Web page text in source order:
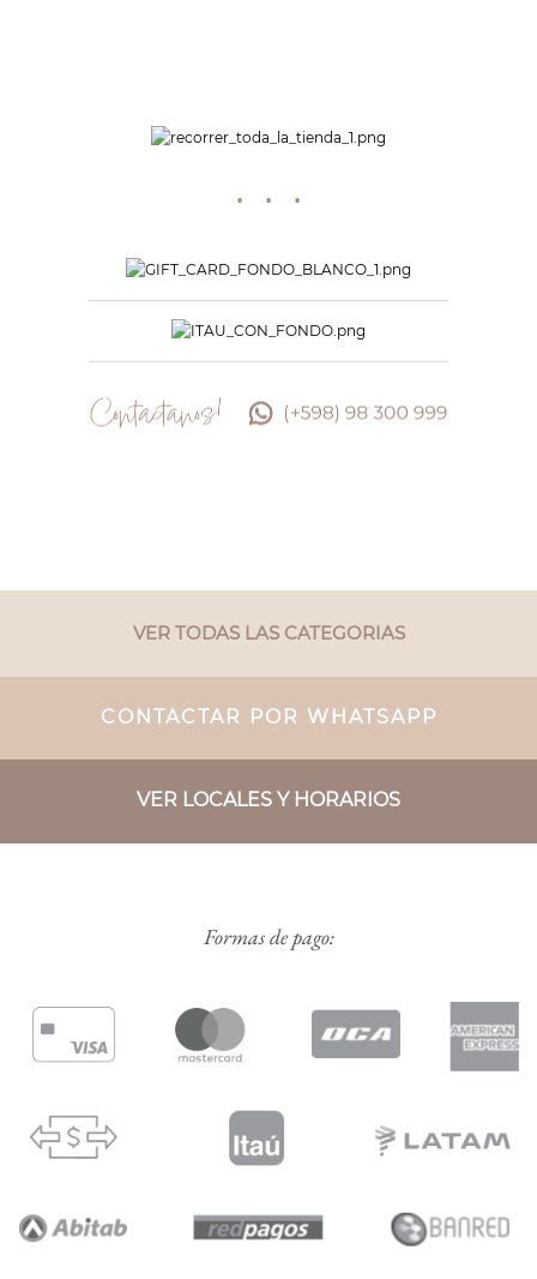
· · ·
VER TODAS LAS CATEGORIAS
CONTACTAR POR WHATSAPP
VER LOCALES Y HORARIOS
Formas de pago: